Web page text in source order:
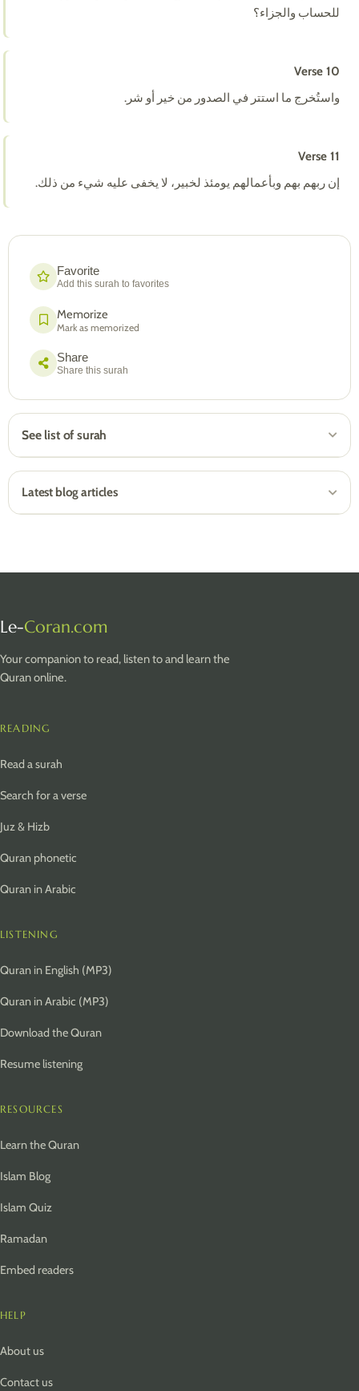
للحساب والجزاء؟
Verse 10
واستُخرج ما استتر في الصدور من خير أو شر.
Verse 11
إن ربهم بهم وبأعمالهم يومئذ لخبير، لا يخفى عليه شيء من ذلك.
Favorite
Add this surah to favorites
Memorize
Mark as memorized
Share
Share this surah
See list of surah
Latest blog articles
Le-Coran.com
Your companion to read, listen to and learn the
Quran online.
READING
Read a surah
Search for a verse
Juz & Hizb
Quran phonetic
Quran in Arabic
LISTENING
Quran in English (MP3)
Quran in Arabic (MP3)
Download the Quran
Resume listening
RESOURCES
Learn the Quran
Islam Blog
Islam Quiz
Ramadan
Embed readers
HELP
About us
Contact us